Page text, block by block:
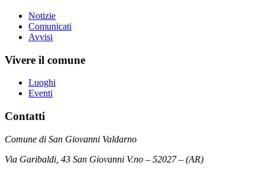
Notizie
Comunicati
Avvisi
Vivere il comune
Luoghi
Eventi
Contatti
Comune di San Giovanni Valdarno
Via Garibaldi, 43 San Giovanni V.no – 52027 – (AR)